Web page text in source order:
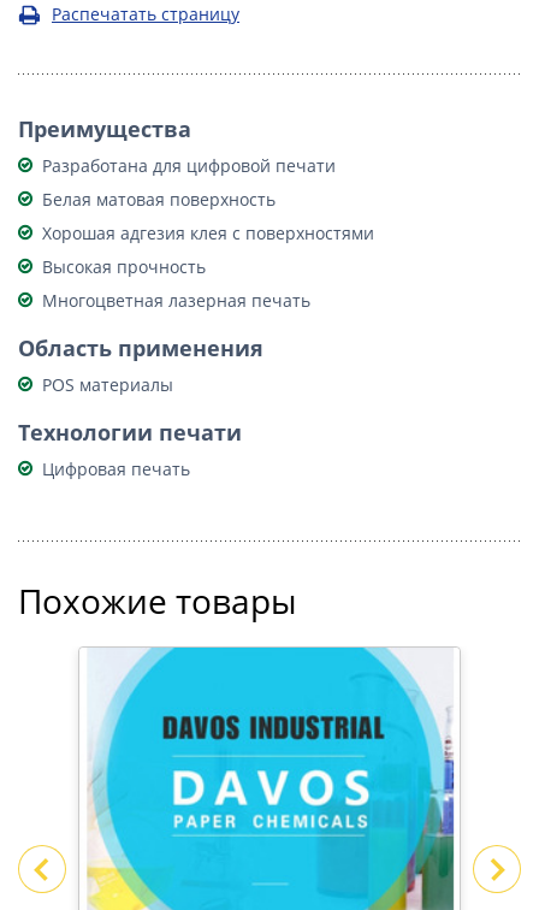
Распечатать страницу
Преимущества
Разработана для цифровой печати
Белая матовая поверхность
Хорошая адгезия клея с поверхностями
Высокая прочность
Многоцветная лазерная печать
Область применения
POS материалы
Технологии печати
Цифровая печать
Похожие товары